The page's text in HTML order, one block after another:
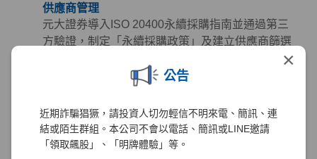
×
公告
近期詐騙猖獗，請投資人切勿輕信不明來電、簡訊、連
結或陌生群組。本公司不會以電話、簡訊或LINE邀請
「領取飆股」、「明牌體驗」等。
供應商管理
元大證券導入ISO 20400永續採購指南並通過第三
方驗證，制定「永續採購政策」及建立供應商篩選
與管理機制，定期檢視供應商永續作為，同時參考
《聯合國世界人權宣言》、《聯合國全球盟約》及
購指南」，從「環境、社會及治理（ESG）」三面
向出發，將永續理念深植於採購實務中。
綠色採購